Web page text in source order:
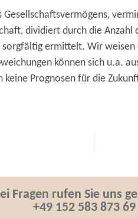
dividiert durch die
ermittelt. Wir
können sich u.a.
Prognosen für die
Fragen rufen Sie uns
+49 152 583 873 69